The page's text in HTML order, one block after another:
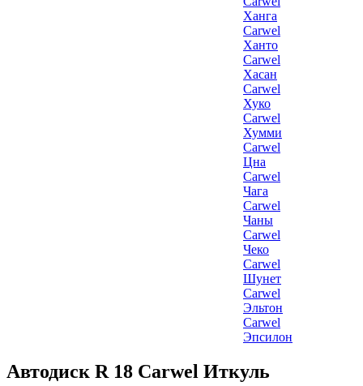
Ханга
Carwel
Ханто
Carwel
Хасан
Carwel
Хуко
Carwel
Хумми
Carwel
Цна
Carwel
Чага
Carwel
Чаны
Carwel
Чеко
Carwel
Шунет
Carwel
Эльтон
Carwel
Эпсилон
Автодиск R 18 Carwel Иткуль